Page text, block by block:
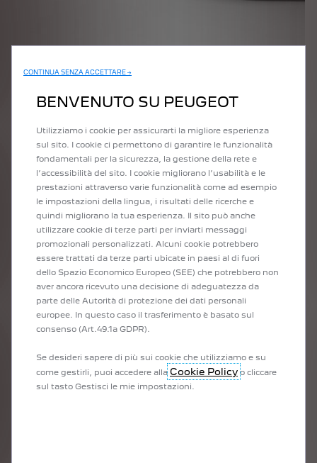
CONTINUA SENZA ACCETTARE →
BENVENUTO SU PEUGEOT
Utilizziamo i cookie per assicurarti la migliore esperienza
sul sito. I cookie ci permettono di garantire le funzionalità
fondamentali per la sicurezza, la gestione della rete e
l’accessibilità del sito. I cookie migliorano l’usabilità e le
prestazioni attraverso varie funzionalità come ad esempio
le impostazioni della lingua, i risultati delle ricerche e
quindi migliorano la tua esperienza. Il sito può anche
utilizzare cookie di terze parti per inviarti messaggi
promozionali personalizzati. Alcuni cookie potrebbero
essere trattati da terze parti ubicate in paesi al di fuori
dello Spazio Economico Europeo (SEE) che potrebbero non
aver ancora ricevuto una decisione di adeguatezza da
parte delle Autorità di protezione dei dati personali
europee. In questo caso il trasferimento è basato sul
consenso (Art.49.1a GDPR).
Se desideri sapere di più sui cookie che utilizziamo e su
come gestirli, puoi accedere alla Cookie Policy o cliccare
sul tasto Gestisci le mie impostazioni.